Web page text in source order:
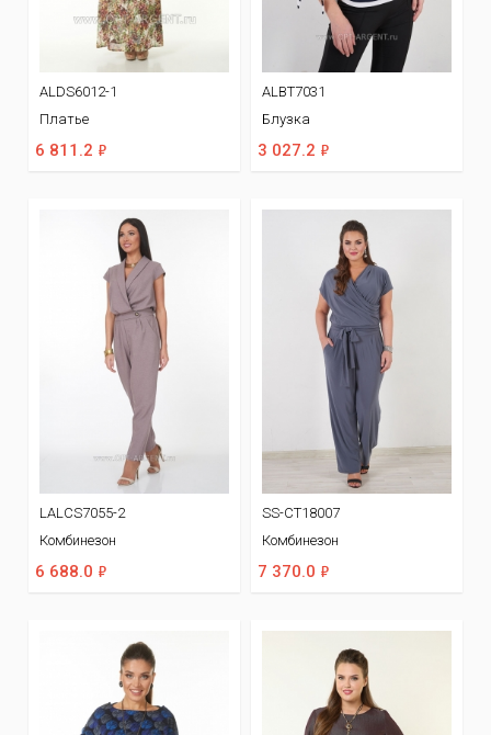
ALDS6012-1
Платье
6 811.2 ф
ALBT7031
Блузка
3 027.2 ф
LALCS7055-2
Комбинезон
6 688.0 ф
SS-CT18007
Комбинезон
7 370.0 ф